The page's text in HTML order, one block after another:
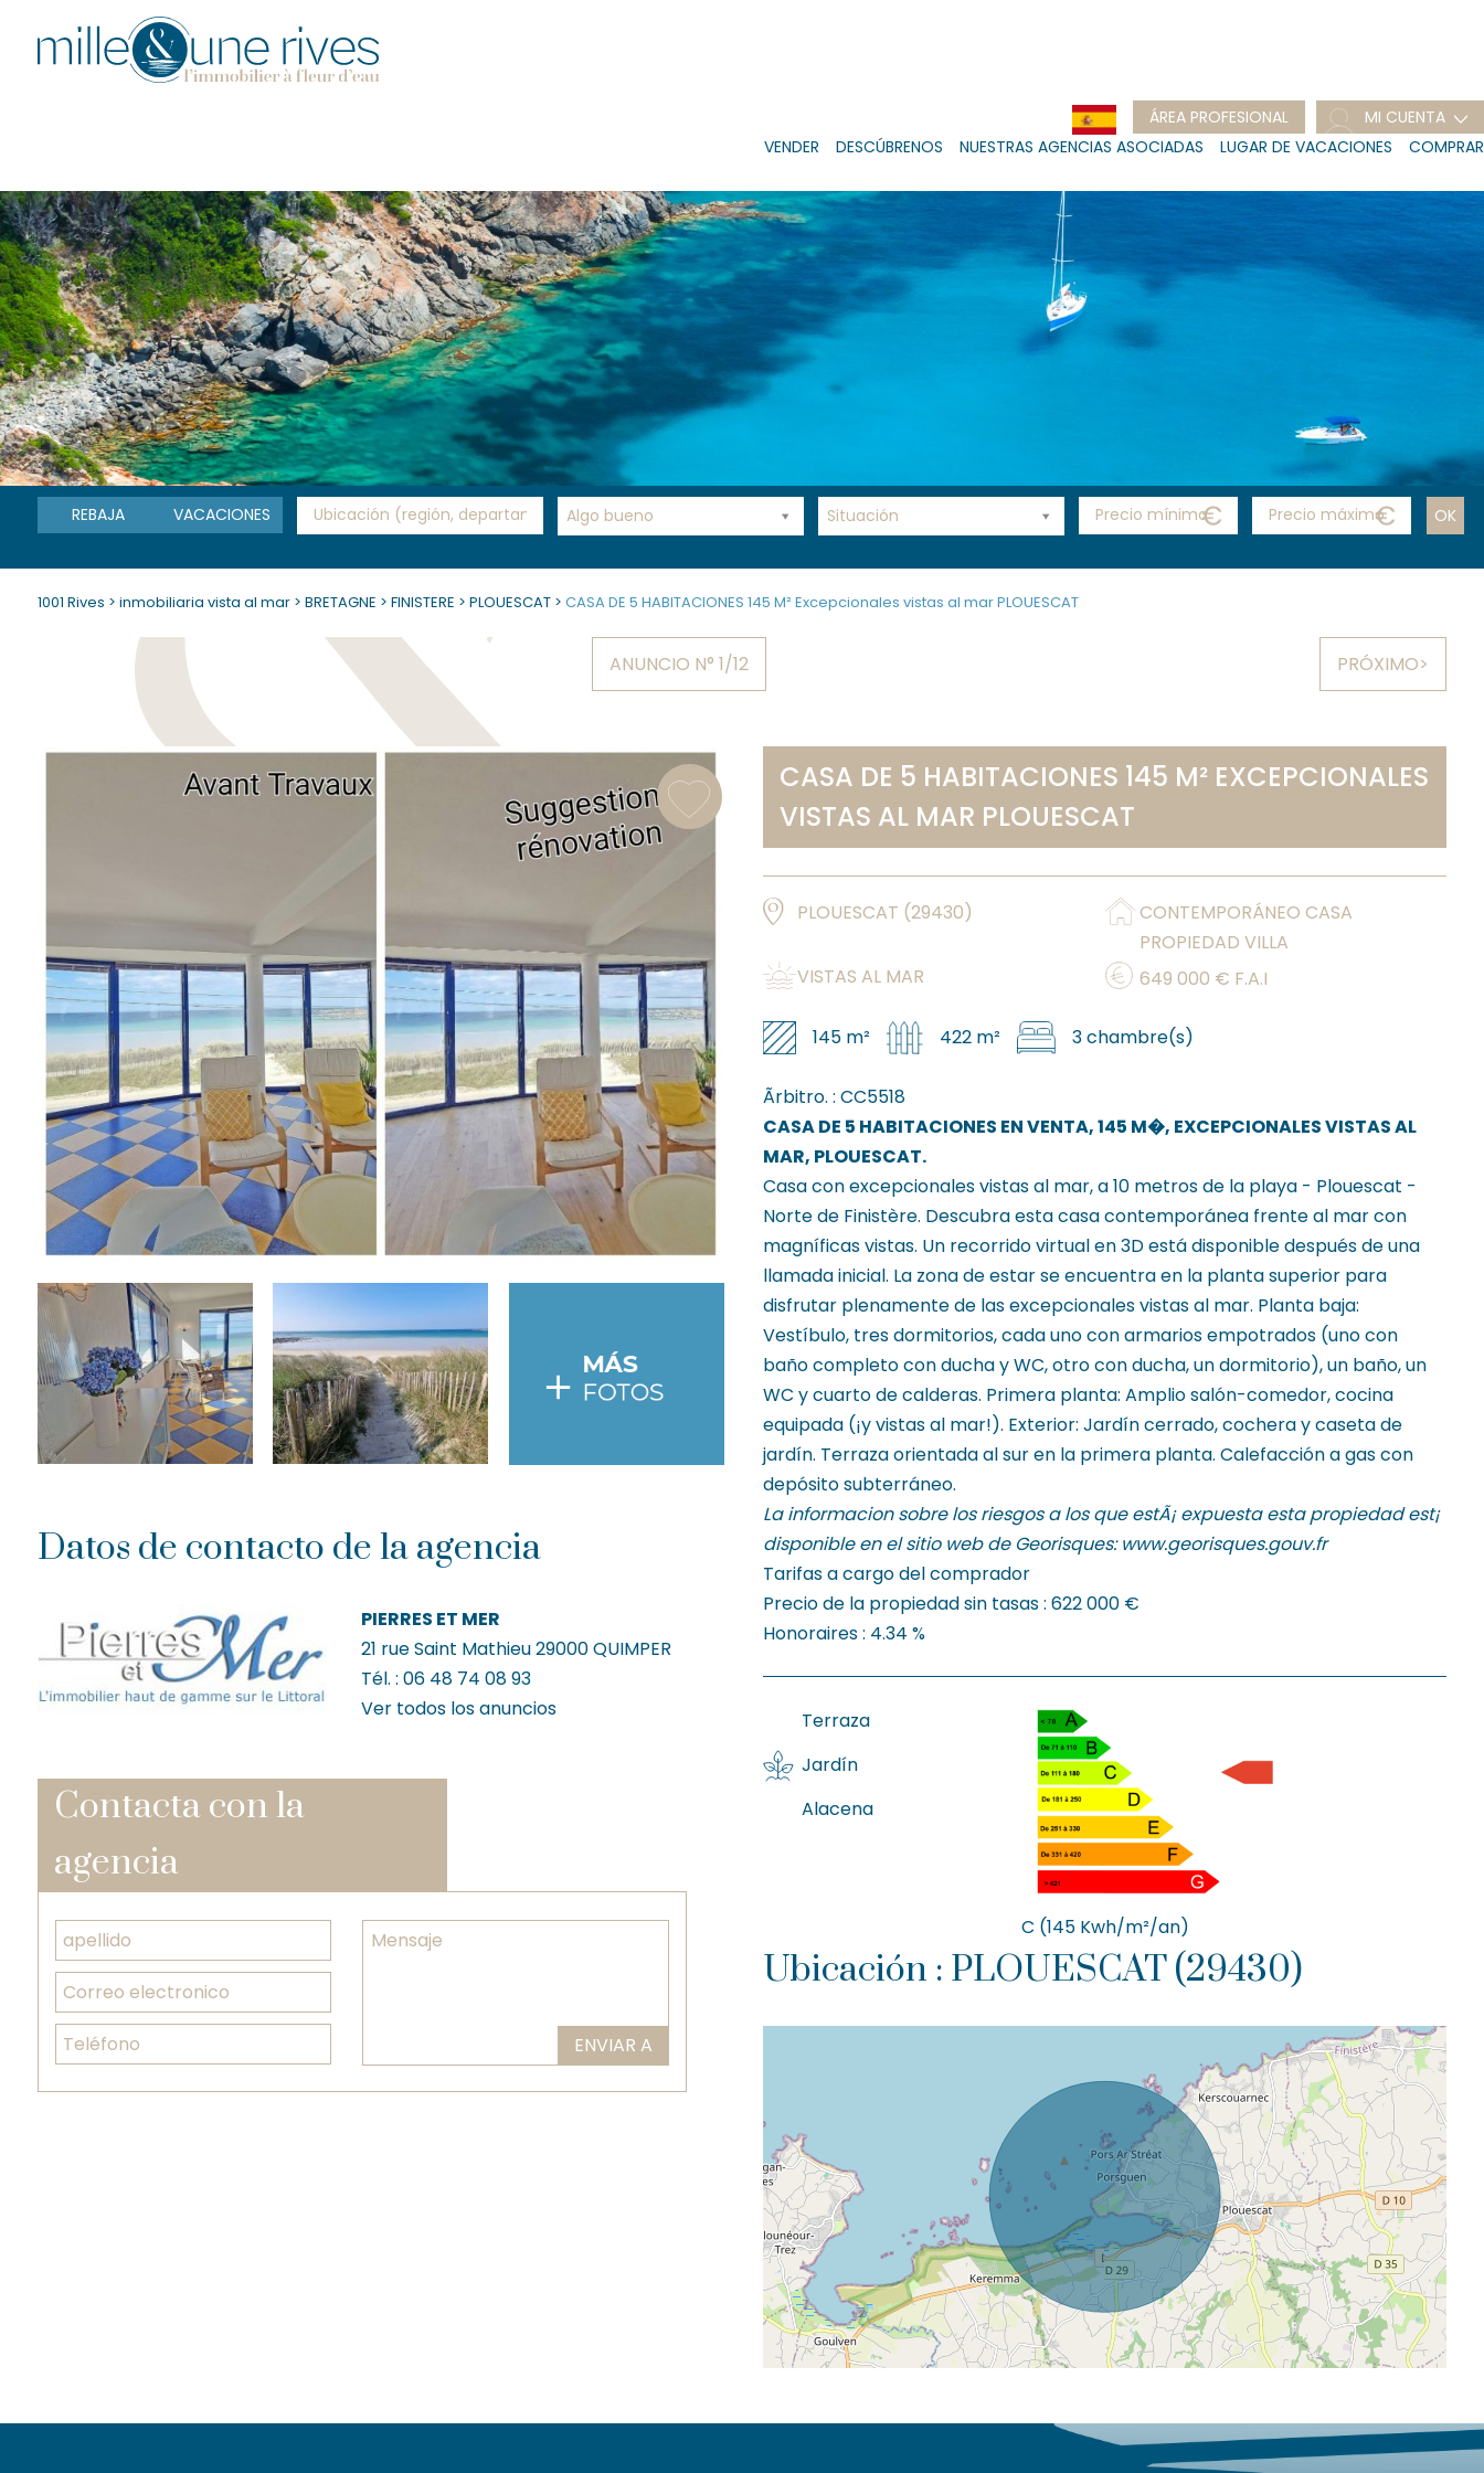
MI CUENTA
ÁREA PROFESIONAL
VENDER
DESCÚBRENOS NUESTRAS AGENCIAS ASOCIADAS LUGAR DE VACACIONES COMPRAR
REBAJA VACACIONES Algo bueno Situación
1001 Rives > inmobiliaria vista al mar > BRETAGNE > FINISTERE > PLOUESCAT> CASA DE 5 HABITACIONES 145 M² Excepcionales vistas al mar PLOUESCAT
PRÓXIMO>
ANUNCIO N° 1/12
CASA DE 5 HABITACIONES 145 M² EXCEPCIONALES
VISTAS AL MAR PLOUESCAT
PLOUESCAT (29430)
CONTEMPORÁNEO CASA
PROPIEDAD VILLA
VISTAS AL MAR
649 000 € F.A.I
145 m² 422 m² 3 chambre(s)
Ãrbitro. :CC5518
CASA DE 5 HABITACIONES EN VENTA, 145 M�, EXCEPCIONALES VISTAS AL
MAR, PLOUESCAT.
Casa con excepcionales vistas al mar, a 10 metros de la playa - Plouescat -
Norte de Finistère. Descubra esta casa contemporánea frente al mar con
magníficas vistas. Un recorrido virtual en 3D está disponible después de una
llamada inicial. La zona de estar se encuentra en la planta superior para
disfrutar plenamente de las excepcionales vistas al mar. Planta baja:
Vestíbulo, tres dormitorios, cada uno con armarios empotrados (uno con
baño completo con ducha y WC, otro con ducha, un dormitorio), un baño, un
WC y cuarto de calderas. Primera planta: Amplio salón-comedor, cocina
equipada (¡y vistas al mar!). Exterior: Jardín cerrado, cochera y caseta de
jardín. Terraza orientada al sur en la primera planta. Calefacción a gas con
depósito subterráneo.
La informacion sobre los riesgos a los que estÃ¡ expuesta esta propiedad est¡
disponible en el sitio web de Georisques:www.georisques.gouv.fr
Tarifas a cargo del comprador
Precio de la propiedad sin tasas : 622 000 €
Honoraires : 4.34 %
Terraza
Jardín
Alacena
C (145 Kwh/m²/an)
Ubicación : PLOUESCAT (29430)
Datos de contacto de la agencia
PIERRES ET MER
21 rue Saint Mathieu29000QUIMPER
Tél. : 06 48 74 08 93
Ver todos los anuncios
Contacta con la
agencia